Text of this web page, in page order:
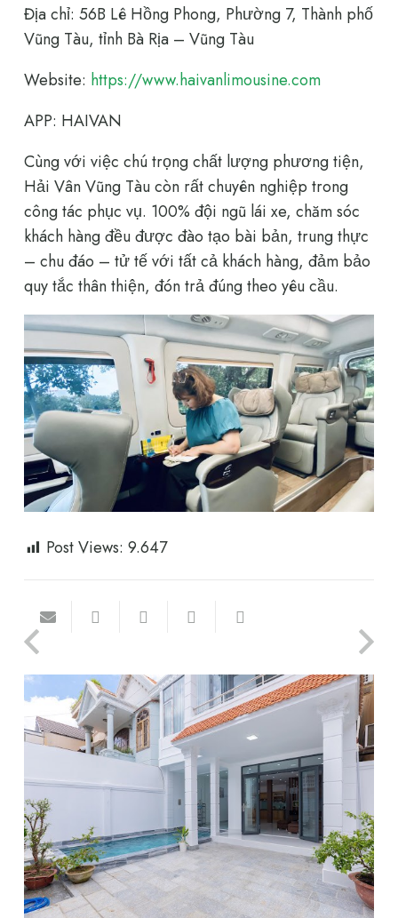
Địa chỉ: 56B Lê Hồng Phong, Phường 7, Thành phố
Vũng Tàu, tỉnh Bà Rịa – Vũng Tàu
Website: https://www.haivanlimousine.com
APP: HAIVAN
Cùng với việc chú trọng chất lượng phương tiện,
Hải Vân Vũng Tàu còn rất chuyên nghiệp trong
công tác phục vụ. 100% đội ngũ lái xe, chăm sóc
khách hàng đều được đào tạo bài bản, trung thực
– chu đáo – tử tế với tất cả khách hàng, đảm bảo
quy tắc thân thiện, đón trả đúng theo yêu cầu.
Post Views: 9.647